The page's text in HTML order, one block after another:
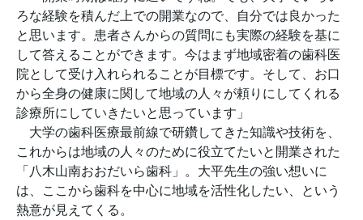
ろな経験を積んだ上での開業なので、自分では良かった
と思います。患者さんからの質問にも実際の経験を基に
して答えることができます。今はまず地域密着の歯科医
院として受け入れられることが目標です。そして、お口
から全身の健康に関して地域の人々が頼りにしてくれる
診療所にしていきたいと思っています」
大学の歯科医療最前線で研鑽してきた知識や技術を、
これからは地域の人々のために役立てたいと開業された
「八木山南おおだいら歯科」。大平先生の強い想いに
は、ここから歯科を中心に地域を活性化したい、という
熱意が見えてくる。